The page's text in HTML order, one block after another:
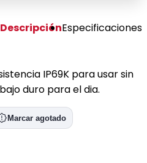
DescripciónEspecificaciones
IP69K para usar sin
duro para el dia.
Marcar agotado